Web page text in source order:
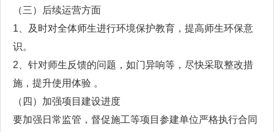
（三）后续运营方面
1、及时对全体师生进行环境保护教育，提高师生环保意
识。
2、针对师生反馈的问题，如门异响等，尽快采取整改措
施，提升使用体验 。
（四）加强项目建设进度
要加强日常监管，督促施工等项目参建单位严格执行合同